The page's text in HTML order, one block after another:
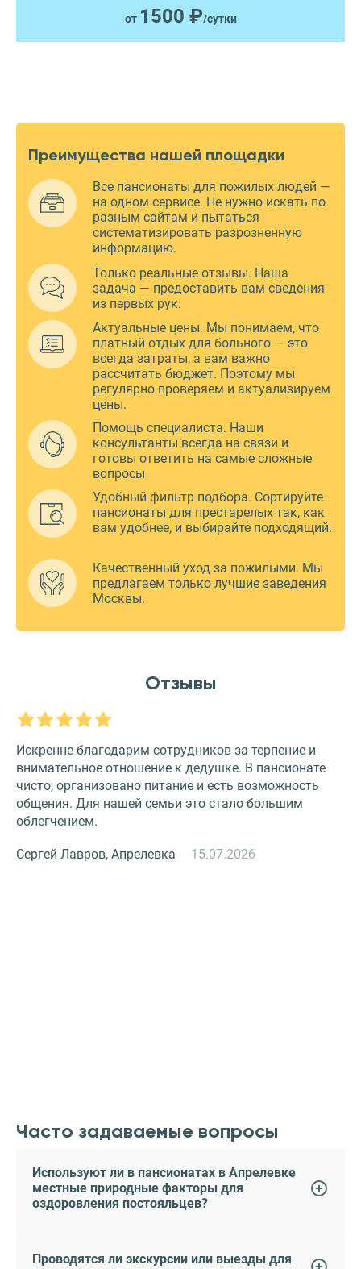
от 1500 ₽/сутки
Преимущества нашей площадки
Все пансионаты для пожилых людей —
на одном сервисе. Не нужно искать по
разным сайтам и пытаться
систематизировать разрозненную
информацию.
Только реальные отзывы. Наша
задача — предоставить вам сведения
из первых рук.
Актуальные цены. Мы понимаем, что
платный отдых для больного — это
всегда затраты, а вам важно
рассчитать бюджет. Поэтому мы
регулярно проверяем и актуализируем
цены.
Помощь специалиста. Наши
консультанты всегда на связи и
готовы ответить на самые сложные
вопросы
Удобный фильтр подбора. Сортируйте
пансионаты для престарелых так, как
вам удобнее, и выбирайте подходящий.
Качественный уход за пожилыми. Мы
предлагаем только лучшие заведения
Москвы.
Отзывы
Искренне благодарим сотрудников за терпение и
внимательное отношение к дедушке. В пансионате
чисто, организовано питание и есть возможность
общения. Для нашей семьи это стало большим
облегчением.
Сергей Лавров, Апрелевка 15.07.2026
Часто задаваемые вопросы
Используют ли в пансионатах в Апрелевке
местные природные факторы для
оздоровления постояльцев?
Проводятся ли экскурсии или выезды для